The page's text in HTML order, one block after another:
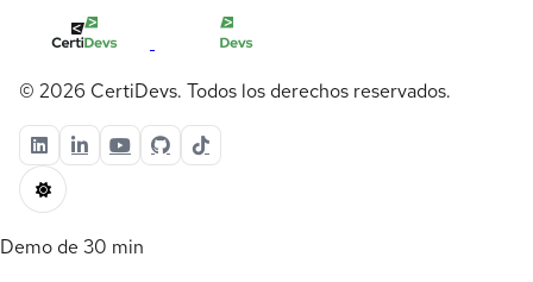
© 2026 CertiDevs. Todos los derechos reservados.
Demo de 30 min